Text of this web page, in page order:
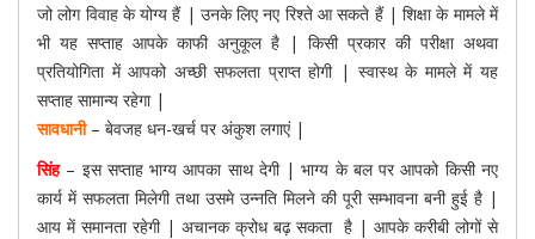
जो लोग विवाह के योग्य हैं | उनके लिए नए रिश्ते आ सकते हैं | शिक्षा के मामले में
भी यह सप्ताह आपके काफी अनुकूल है | किसी प्रकार की परीक्षा अथवा
प्रतियोगिता में आपको अच्छी सफलता प्राप्त होगी | स्वास्थ के मामले में यह
सप्ताह सामान्य रहेगा |
सावधानी– बेवजह धन-खर्च पर अंकुश लगाएं |
सिंह – इस सप्ताह भाग्य आपका साथ देगी | भाग्य के बल पर आपको किसी नए
कार्य में सफलता मिलेगी तथा उसमे उन्नति मिलने की पूरी सम्भावना बनी हुई है |
आय में समानता रहेगी | अचानक क्रोध बढ़ सकता है | आपके करीबी लोगों से